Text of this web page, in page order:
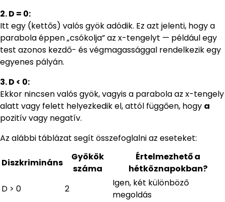
2. D = 0:
Itt egy (kettős) valós gyök adódik. Ez azt jelenti, hogy a
parabola éppen „csókolja” az x-tengelyt — például egy
test azonos kezdő- és végmagassággal rendelkezik egy
egyenes pályán.
3. D < 0:
Ekkor nincsen valós gyök, vagyis a parabola az x-tengely
alatt vagy felett helyezkedik el, attól függően, hogy a
pozitív vagy negatív.
Az alábbi táblázat segít összefoglalni az eseteket:
Diszkrimináns
Gyökök
száma
Értelmezhető a
hétköznapokban?
D > 0
2
Igen, két különböző
megoldás